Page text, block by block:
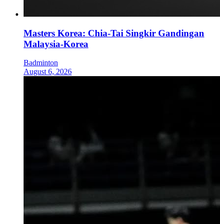
Masters Korea: Chia-Tai Singkir Gandingan
Malaysia-Korea
Badminton
August 6, 2026